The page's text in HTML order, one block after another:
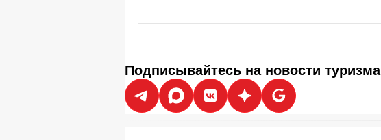
Подписывайтесь на новости туризма